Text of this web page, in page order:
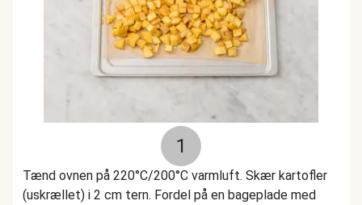
1
Tænd ovnen på 220°C/200°C varmluft. Skær kartofler
(uskrællet) i 2 cm tern. Fordel på en bageplade med